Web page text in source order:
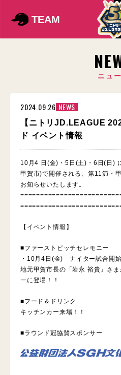
TEAM
ニュ
2024.09.26 NEWS
【ニトリJD.LEAGUE
ド イベント情報
10月4 日(金)・5日(土)・6日(日)
甲賀市)で開催される、第11節・
お知らせいたします。
【イベント情報】
■ファーストピッチセレモニー
・10月4日(金) ナイター試合開
地元甲賀市長の「岩永 裕貴」さ
ーに登場！！
■フード＆ドリンク
キッチンカー来場！！
■ラウンド冠協賛スポンサー